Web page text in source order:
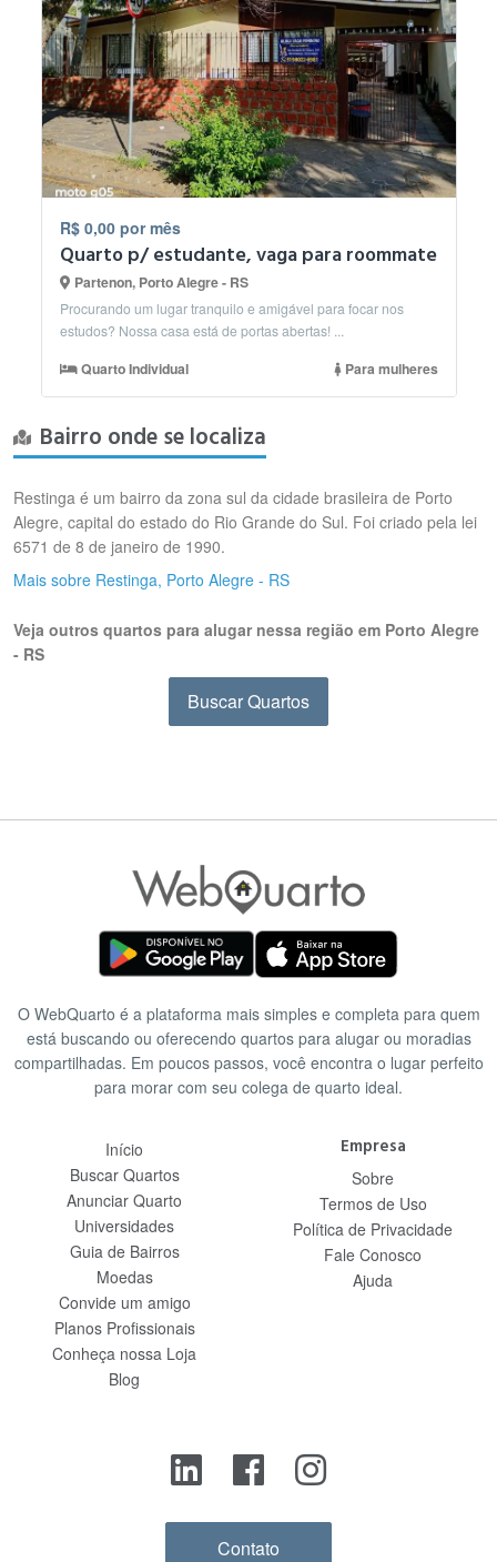
R$ 0,00 por mês
Quarto p/ estudante, vaga para roommate
Partenon, Porto Alegre - RS
Procurando um lugar tranquilo e amigável para focar nos
estudos? Nossa casa está de portas abertas! ...
Quarto Individual Para mulheres
Bairro onde se localiza
Restinga é um bairro da zona sul da cidade brasileira de Porto
Alegre, capital do estado do Rio Grande do Sul. Foi criado pela lei
6571 de 8 de janeiro de 1990.
Mais sobre Restinga, Porto Alegre - RS
Veja outros quartos para alugar nessa região em Porto Alegre
- RS
Buscar Quartos
O WebQuarto é a plataforma mais simples e completa para quem
está buscando ou oferecendo quartos para alugar ou moradias
compartilhadas. Em poucos passos, você encontra o lugar perfeito
para morar com seu colega de quarto ideal.
Início
Buscar Quartos
Anunciar Quarto
Universidades
Guia de Bairros
Moedas
Convide um amigo
Planos Profissionais
Conheça nossa Loja
Blog
Empresa
Sobre
Termos de Uso
Política de Privacidade
Fale Conosco
Ajuda
Contato